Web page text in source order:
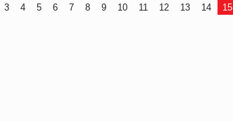
3 4 5 6 7 8 9 10 11 12 13 14 15